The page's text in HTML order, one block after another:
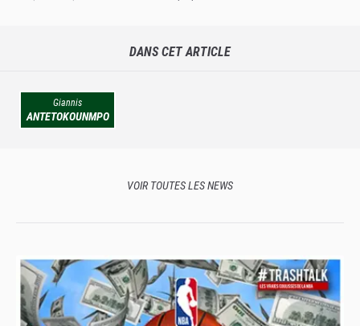
DANS CET ARTICLE
Giannis
ANTETOKOUNMPO
VOIR TOUTES LES NEWS